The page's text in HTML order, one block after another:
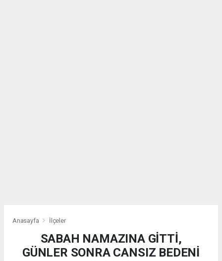
Anasayfa İlçeler
SABAH NAMAZINA GİTTİ,
GÜNLER SONRA CANSIZ BEDENİ